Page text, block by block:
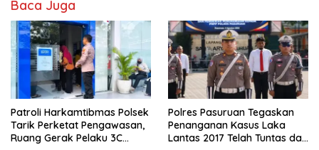
Baca Juga
Patroli Harkamtibmas Polsek
Tarik Perketat Pengawasan,
Ruang Gerak Pelaku 3C
Polres Pasuruan Tegaskan
Penanganan Kasus Laka
Lantas 2017 Telah Tuntas dan